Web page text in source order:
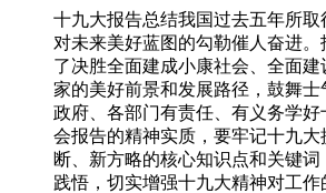
十九大报告总结我国过去五年所取
对未来美好蓝图的勾勒催人奋进
了决胜全面建成小康社会、全面
家的美好前景和发展路径，鼓舞
政府、各部门有责任、有义务学
会报告的精神实质，要牢记十九
断、新方略的核心知识点和关键
践悟，切实增强十九大精神对工作